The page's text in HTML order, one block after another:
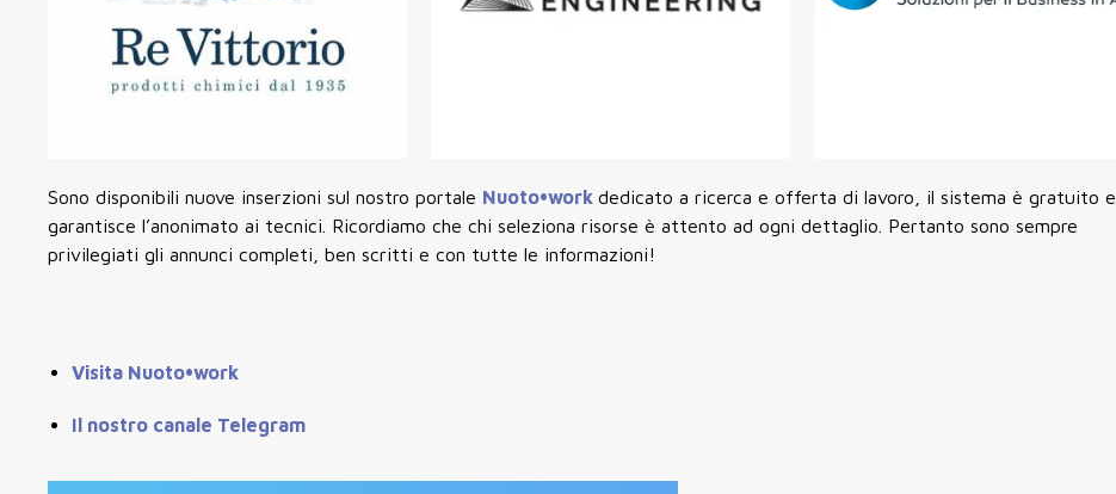
Sono disponibili nuove inserzioni sul nostro portale Nuoto•work dedicato a ricerca e offerta di lavoro, il sistema è gratuito e
garantisce l’anonimato ai tecnici. Ricordiamo che chi seleziona risorse è attento ad ogni dettaglio. Pertanto sono sempre
privilegiati gli annunci completi, ben scritti e con tutte le informazioni!
Visita Nuoto•work
Il nostro canale Telegram